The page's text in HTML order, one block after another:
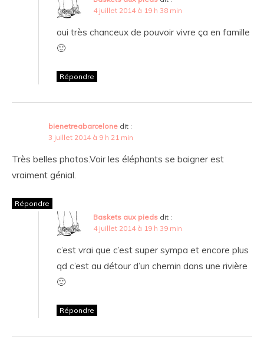
4 juillet 2014 à 19 h 38 min
oui très chanceux de pouvoir vivre ça en famille
🙂
Répondre
bienetreabarcelone dit :
3 juillet 2014 à 9 h 21 min
Très belles photos.Voir les éléphants se baigner est
vraiment génial.
Répondre
Baskets aux pieds dit :
4 juillet 2014 à 19 h 39 min
c’est vrai que c’est super sympa et encore plus
qd c’est au détour d’un chemin dans une rivière
🙂
Répondre